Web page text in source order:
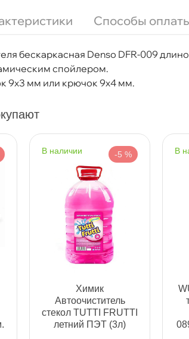
Способы
бескаркасная Denso DFR-009
спойлером.
9x3 мм или крючок 9x4 мм.
009
9x3, 9x4
наличии -5 %
Химик
Автоочиститель
стекол TUTTI FRUTTI
летний ПЭТ (3л)
30
0 шт
пр. 12